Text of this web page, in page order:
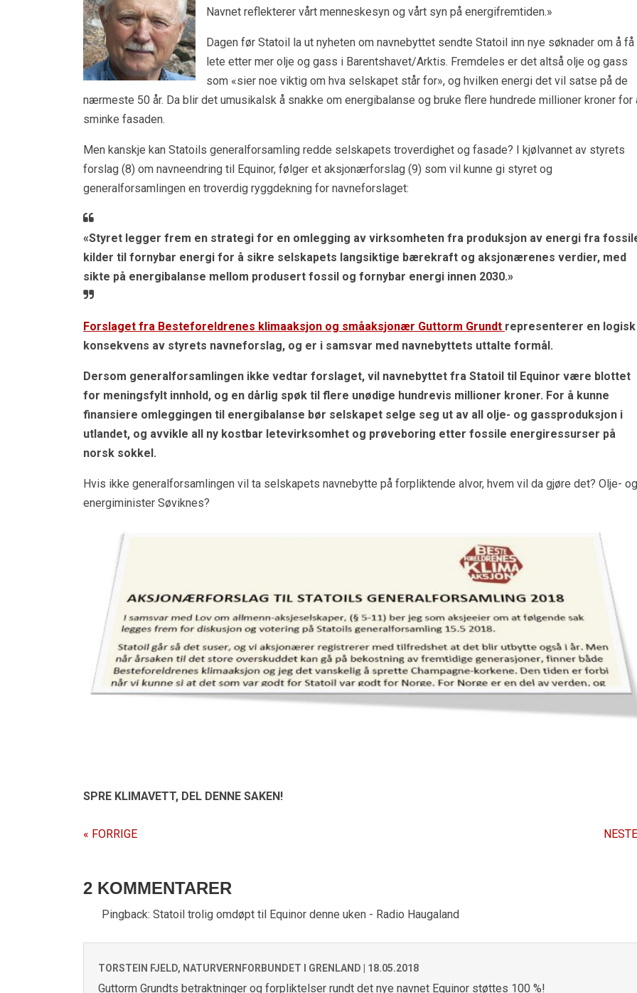
Navnet reflekterer vårt menneskesyn og vårt syn på energifremtiden.»
Dagen før Statoil la ut nyheten om navnebyttet sendte Statoil inn nye søknader om å få
lete etter mer olje og gass i Barentshavet/Arktis. Fremdeles er det altså olje og gass
som «sier noe viktig om hva selskapet står for», og hvilken energi det vil satse på de
nærmeste 50 år. Da blir det umusikalsk å snakke om energibalanse og bruke flere hundrede millioner kroner for
sminke fasaden.
Men kanskje kan Statoils generalforsamling redde selskapets troverdighet og fasade? I kjølvannet av styrets
forslag (8) om navneendring til Equinor, følger et aksjonærforslag (9) som vil kunne gi styret og
generalforsamlingen en troverdig ryggdekning for navneforslaget:
«Styret legger frem en strategi for en omlegging av virksomheten fra produksjon av energi fra
kilder til fornybar energi for å sikre selskapets langsiktige bærekraft og aksjonærenes verdier, med
sikte på energibalanse mellom produsert fossil og fornybar energi innen 2030.»
Forslaget fra Besteforeldrenes klimaaksjon og småaksjonær Guttorm Grundt representerer en logisk
konsekvens av styrets navneforslag, og er i samsvar med navnebyttets uttalte formål.
Dersom generalforsamlingen ikke vedtar forslaget, vil navnebyttet fra Statoil til Equinor være blottet
for meningsfylt innhold, og en dårlig spøk til flere unødige hundrevis millioner kroner. For å kunne
finansiere omleggingen til energibalanse bør selskapet selge seg ut av all olje- og gassproduksjon i
utlandet, og avvikle all ny kostbar letevirksomhet og prøveboring etter fossile energiressurser på
norsk sokkel.
Hvis ikke generalforsamlingen vil ta selskapets navnebytte på forpliktende alvor, hvem vil da gjøre det? Olje- og
energiminister Søviknes?
SPRE KLIMAVETT, DEL DENNE SAKEN!
« FORRIGE
2 KOMMENTARER
Pingback: Statoil trolig omdøpt til Equinor denne uken - Radio Haugaland
TORSTEIN FJELD, NATURVERNFORBUNDET I GRENLAND | 18.05.2018
Guttorm Grundts betraktninger og forpliktelser rundt det nye navnet Equinor støttes 100 %!